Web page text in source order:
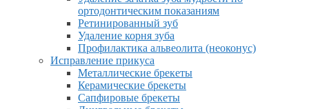
ортодонтическим показаниям
Ретинированный зуб
Удаление корня зуба
Профилактика альвеолита (неоконус)
Исправление прикуса
Металлические брекеты
Керамические брекеты
Сапфировые брекеты